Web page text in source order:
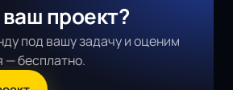
проект?
под вашу задачу и оценим
— бесплатно.